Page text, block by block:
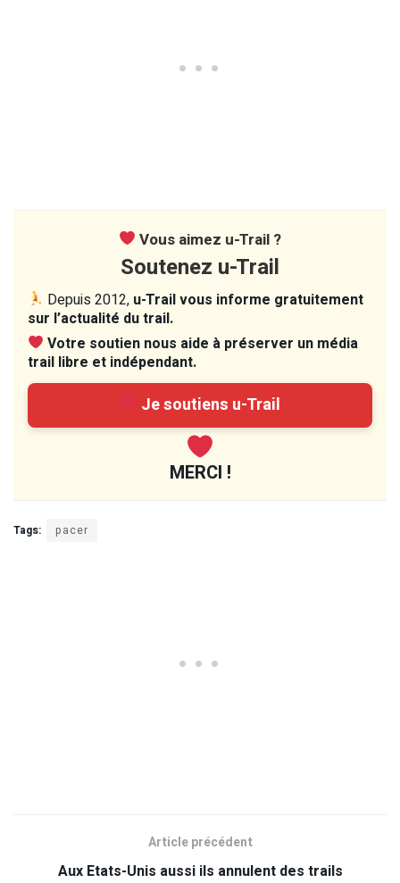
Vous aimez u-Trail ?
Soutenez u-Trail
Depuis 2012, u-Trail vous informe gratuitement
sur l’actualité du trail.
Votre soutien nous aide à préserver un média
trail libre et indépendant.
Je soutiens u-Trail
MERCI !
Tags: pacer
Article précédent
Aux Etats-Unis aussi ils annulent des trails